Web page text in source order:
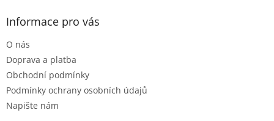
Informace pro vás
O nás
Doprava a platba
Obchodní podmínky
Podmínky ochrany osobních údajů
Napište nám